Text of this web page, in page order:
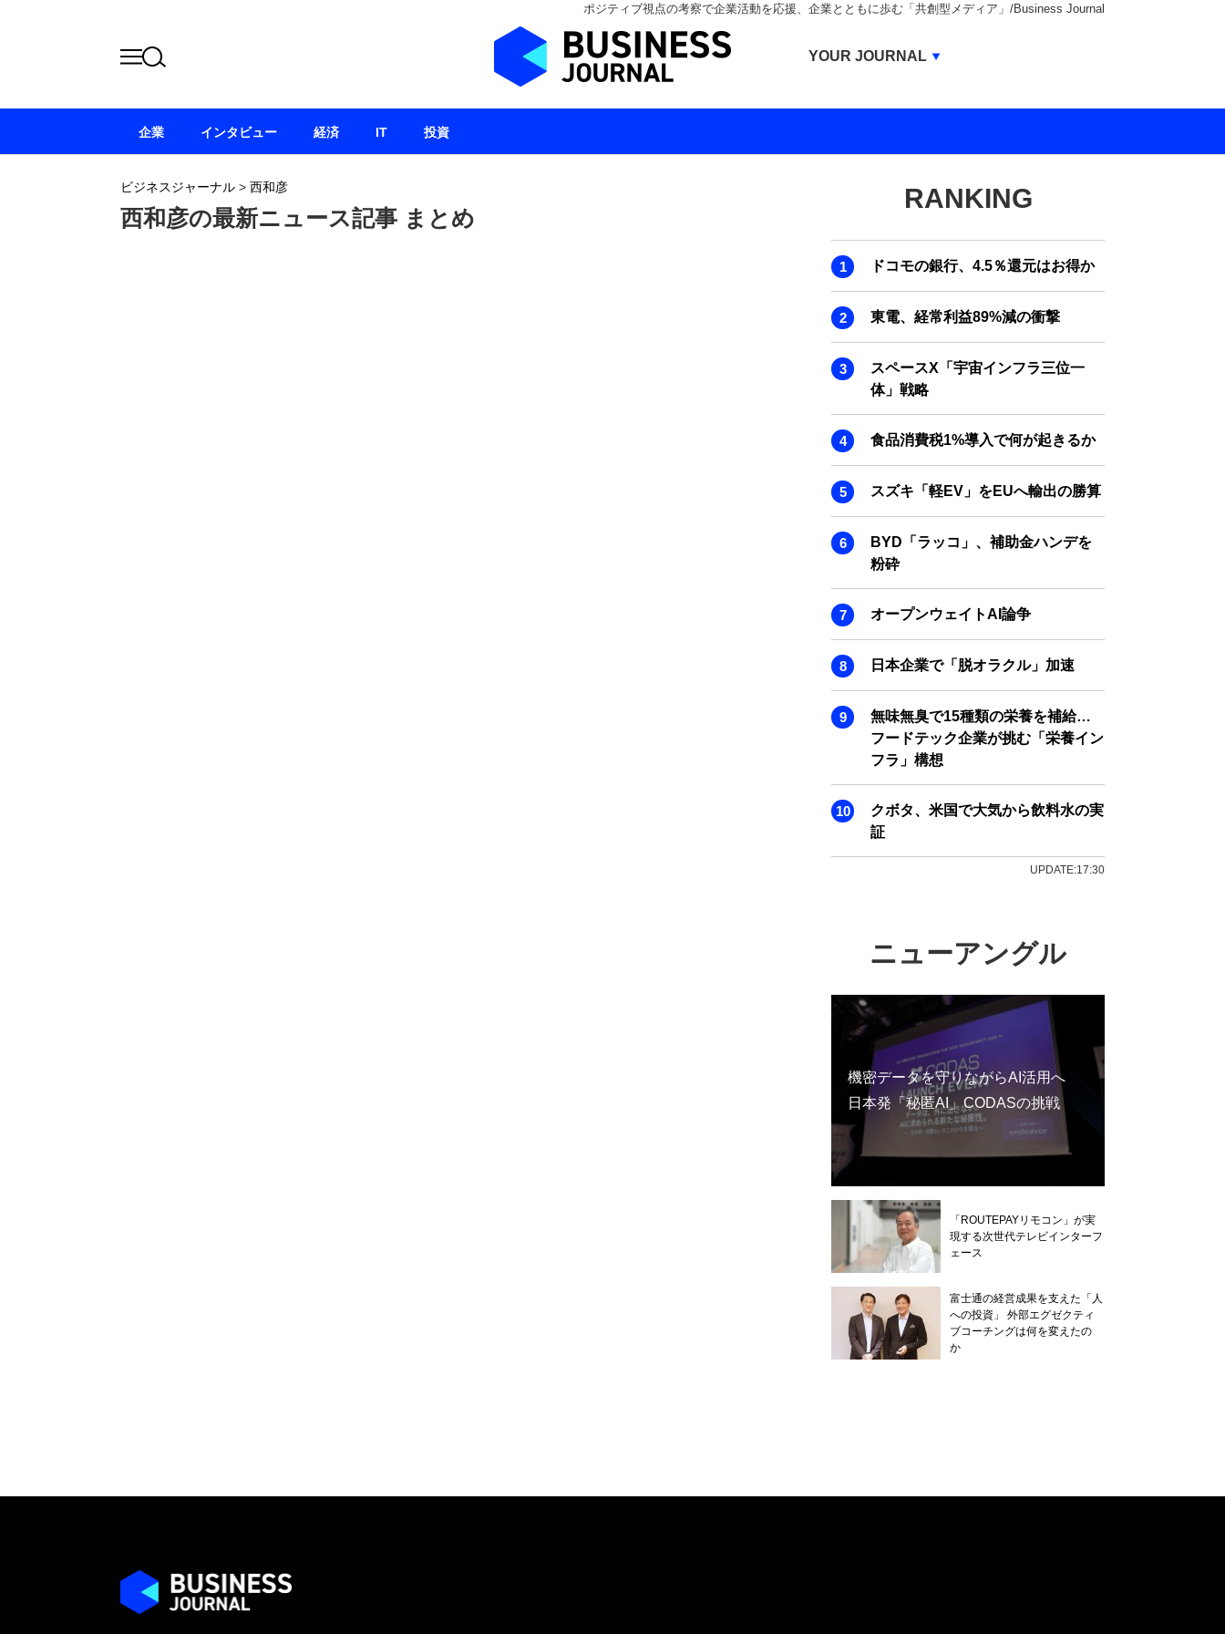
ポジティブ視点の考察で企業活動を応援、企業とともに歩む「共創型メディア」/Business Journal
ビジネスジャーナル > 西和彦
西和彦の最新ニュース記事 まとめ
RANKING
ドコモの銀行、4.5％還元はお得か
東電、経常利益89%減の衝撃
スペースX「宇宙インフラ三位一
体」戦略
食品消費税1%導入で何が起きるか
スズキ「軽EV」をEUへ輸出の勝算
BYD「ラッコ」、補助金ハンデを
粉砕
オープンウェイトAI論争
日本企業で「脱オラクル」加速
無味無臭で15種類の栄養を補給…
フードテック企業が挑む「栄養イン
フラ」構想
クボタ、米国で大気から飲料水の実
証
UPDATE:17:30
ニューアングル
機密データを守りながらAI活用へ
日本発「秘匿AI」CODASの挑戦
「ROUTEPAYリモコン」が実
現する次世代テレビインターフ
ェース
富士通の経営成果を支えた「人
への投資」 外部エグゼクティ
ブコーチングは何を変えたの
か
企業 インタビュー 経済 IT 投資
YOUR JOURNAL
BUSINESS JOURNAL
IVS JOURNAL
ENERGY MANAGEMENT JOURNAL
INBOUND JOURNAL
LIFE ENDING JOURNAL
AI JOURNAL
REAL ESTATE BROKERAGE JOURNAL
SMART MARKETING JOURNAL
BPaaS JOURNAL
ADOPTABLE DOG JOURNAL